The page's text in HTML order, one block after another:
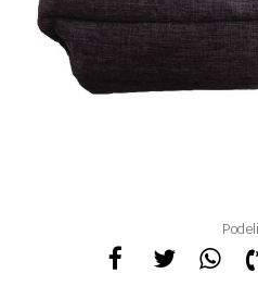
Podeli